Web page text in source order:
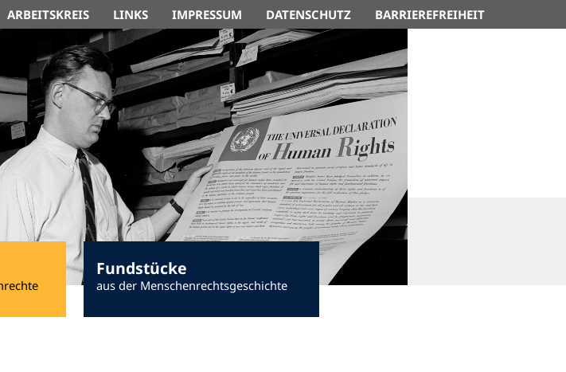
ARBEITSKREIS LINKS IMPRESSUM DATENSCHUTZ BARRIEREFREIHEIT
Fundstücke
aus der Menschenrechtsgeschichte